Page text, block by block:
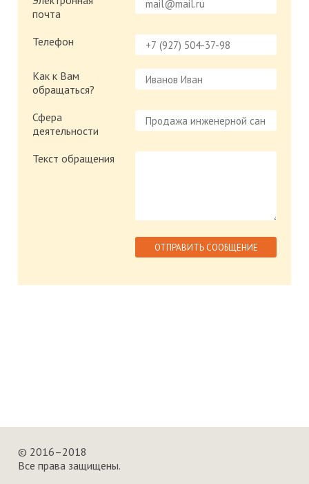
почта
Телефон
Как к Вам
обращаться?
Сфера
деятельности
Текст обращения
© 2016–2018
Все права защищены.